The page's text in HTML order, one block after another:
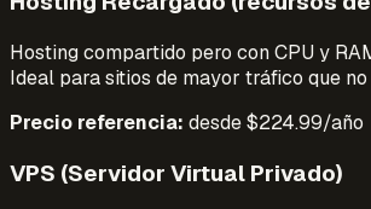
Hosting compartido pero con CPU y
Ideal para sitios de mayor tráfico que no
Precio referencia: desde $224.99/año
VPS (Servidor Virtual Privado)